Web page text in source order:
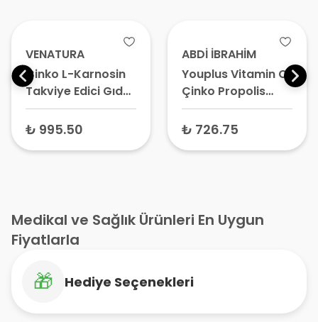
VENATURA
Çinko L-Karnosin
Takviye Edici Gıda
60 Kapsül
₺ 995.50
ABDİ İBRAHİM
Youplus Vitamin C
Çinko Propolis
Takviye Edici Gıda
20 Efervesan
₺ 726.75
Medikal ve Sağlık Ürünleri En Uygun
Fiyatlarla
🎁 Hediye Seçenekleri